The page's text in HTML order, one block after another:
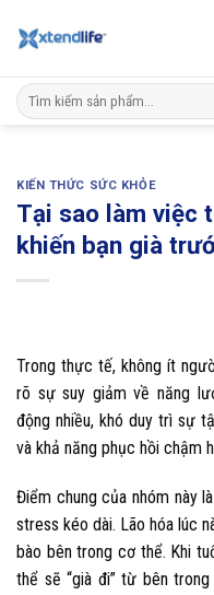
Search
for:
KIẾN THỨC SỨC KHỎE
Tại sao làm việc
khiến bạn già
Trong thực tế, không ít
rõ sự suy giảm về năng
động nhiều, khó duy trì sự
và khả năng phục hồi chậm
Điểm chung của nhóm này
stress kéo dài. Lão hóa lúc
bào bên trong cơ thể. Khi
thể sẽ “già đi” từ bên